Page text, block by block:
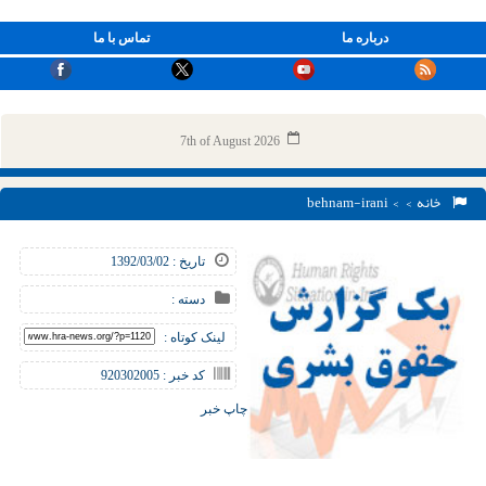
تماس با ما درباره ما
7th of August 2026
خانه > > behnam-irani
تاریخ : 1392/03/02
دسته :
لینک کوتاه :
کد خبر : 920302005
چاپ خبر